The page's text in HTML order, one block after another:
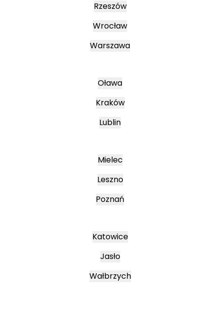
Rzeszów
Wrocław
Warszawa
Oława
Kraków
Lublin
Mielec
Leszno
Poznań
Katowice
Jasło
Wałbrzych